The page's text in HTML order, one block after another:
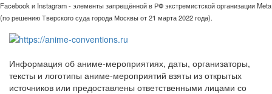
Facebook и Instagram - элементы запрещённой в РФ экстремистской организации Meta
(по решению Тверского суда города Москвы от 21 марта 2022 года).
Информация об аниме-мероприятиях, даты, организаторы,
тексты и логотипы аниме-мероприятий взяты из открытых
источников или предоставлены ответственными лицами со